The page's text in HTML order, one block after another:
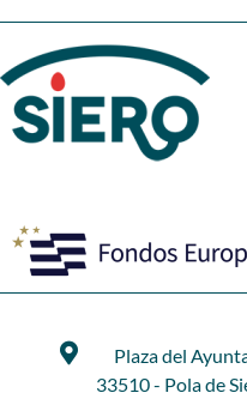
Plaza del
33510 - Pola de